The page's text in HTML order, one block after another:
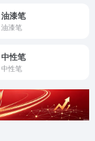
油漆笔
油漆笔
中性笔
中性笔